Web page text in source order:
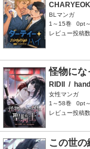
CHARYEOK
BLマンガ
1～15巻
0pt
レビュー投稿
怪物にな
RIDIl /
女性マンガ
1～58巻
0pt
レビュー投稿
この世の